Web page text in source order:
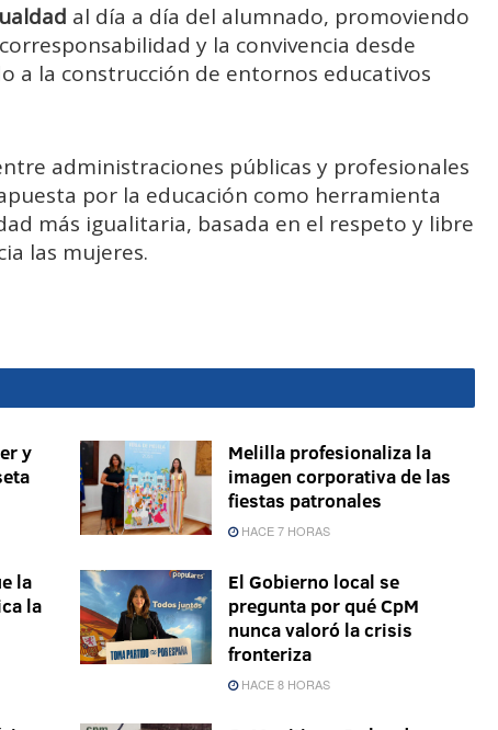
al día a día del alumnado, promoviendo
y la convivencia desde
a la construcción de entornos educativos
administraciones públicas y profesionales
por la educación como herramienta
más igualitaria, basada en el respeto y libre
las mujeres.
y
Melilla profesionaliza la
imagen corporativa de las
fiestas patronales
HACE 7 HORAS
la
la
El Gobierno local se
pregunta por qué CpM
nunca valoró la crisis
fronteriza
HACE 8 HORAS